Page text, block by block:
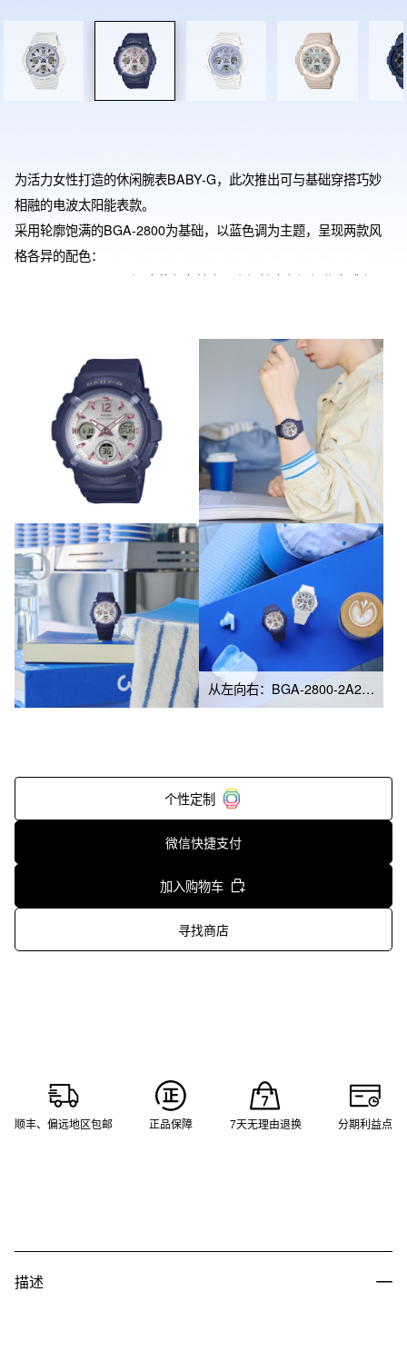
为活力女性打造的休闲腕表BABY-G，此次推出可与基础穿搭巧妙
相融的电波太阳能表款。
采用轮廓饱满的BGA-2800为基础，以蓝色调为主题，呈现两款风
格各异的配色：
BGA-2800-2A2JF以深邃蓝色为基底，点缀粉金色闪耀作为跳色，
利落的视觉印象。
功能方面兼具耐冲击结构与100米防水性能，更搭载全球六局电波接
收功能自动校正时间，搭配太阳能动力系统，为日常佩戴带来从容
安心的实用体验。
从左向右：BGA-2800-2A2、BGA-2800-7A3
个性定制
微信快捷支付
加入购物车
寻找商店
顺丰、偏远地区包邮 正品保障 7天无理由退换 分期利益点
描述